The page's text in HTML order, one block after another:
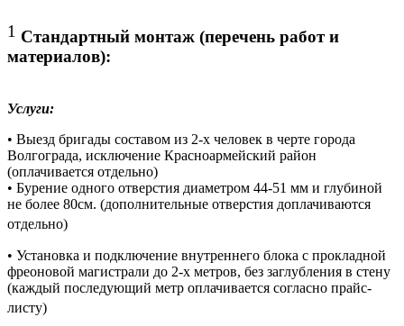
1 Стандартный монтаж (перечень работ и
материалов):
Услуги:
• Выезд бригады составом из 2-х человек в черте города
Волгограда, исключение Красноармейский район
(оплачивается отдельно)
• Бурение одного отверстия диаметром 44-51 мм и глубиной
не более 80см. (дополнительные отверстия доплачиваются
отдельно)
• Установка и подключение внутреннего блока с прокладной
фреоновой магистрали до 2-х метров, без заглубления в стену
(каждый последующий метр оплачивается согласно прайс-
листу)